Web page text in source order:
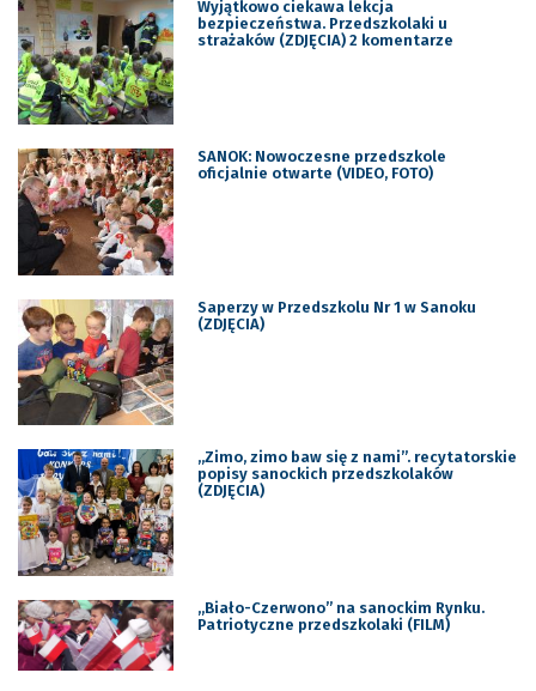
Wyjątkowo ciekawa lekcja
bezpieczeństwa. Przedszkolaki u
strażaków (ZDJĘCIA) 2 komentarze
SANOK: Nowoczesne przedszkole
oficjalnie otwarte (VIDEO, FOTO)
Saperzy w Przedszkolu Nr 1 w Sanoku
(ZDJĘCIA)
„Zimo, zimo baw się z nami”. recytatorskie
popisy sanockich przedszkolaków
(ZDJĘCIA)
„Biało-Czerwono” na sanockim Rynku.
Patriotyczne przedszkolaki (FILM)